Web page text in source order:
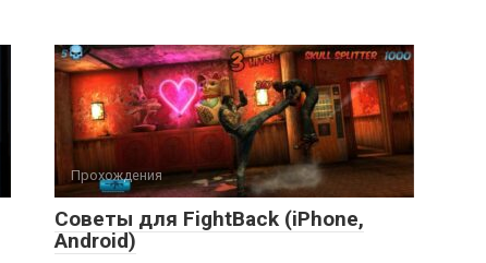
Прохождения
Советы для FightBack (iPhone,
Android)